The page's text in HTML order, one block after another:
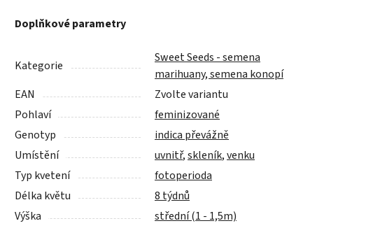
Doplňkové parametry
Kategorie
Sweet Seeds - semena
marihuany, semena konopí
EAN
Zvolte variantu
Pohlaví
feminizované
Genotyp
indica převážně
Umístění
uvnitř,skleník,venku
Typ kvetení
fotoperioda
Délka květu
8 týdnů
Výška
střední (1 - 1,5m)